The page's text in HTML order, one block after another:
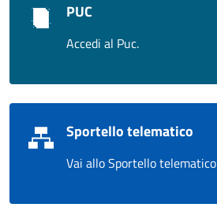
PUC
Accedi al Puc.
Sportello telematico
Vai allo Sportello telematico